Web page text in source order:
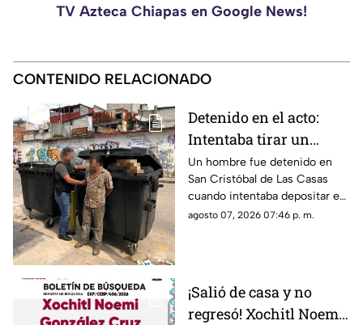
TV Azteca Chiapas en Google News!
CONTENIDO RELACIONADO
Detenido en el acto:
Intentaba tirar un
becerro muerto en un
contenedor de basura
en SCLC
Un hombre fue detenido en
San Cristóbal de Las Casas
cuando intentaba depositar en
un contenedor un costal que
agosto 07, 2026 07:46 p. m.
¡Salió de casa y no
regresó! Xochitl Noemi